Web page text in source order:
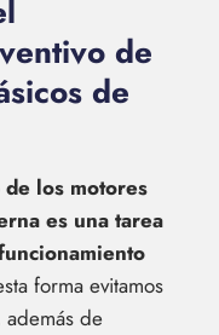
de
de
los motores
es una tarea
forma evitamos
de